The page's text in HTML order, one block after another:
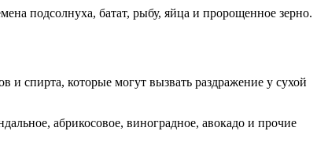
подсолнуха, батат, рыбу, яйца и пророщенное зерно.
и спирта, которые могут вызвать раздражение у сухой
абрикосовое, виноградное, авокадо и прочие